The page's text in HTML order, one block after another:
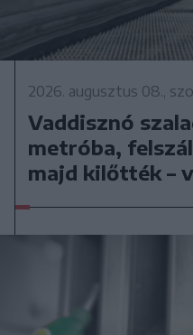
2026. augusztus 08.,
Vaddisznó
metróba,
majd kilőtték –